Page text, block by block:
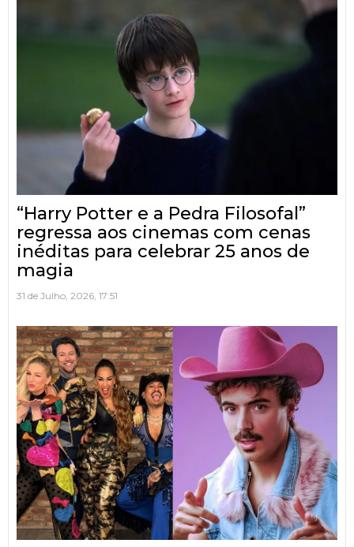
“Harry Potter e a Pedra Filosofal”
regressa aos cinemas com cenas
inéditas para celebrar 25 anos de
magia
31 de Julho, 2026, 17:51